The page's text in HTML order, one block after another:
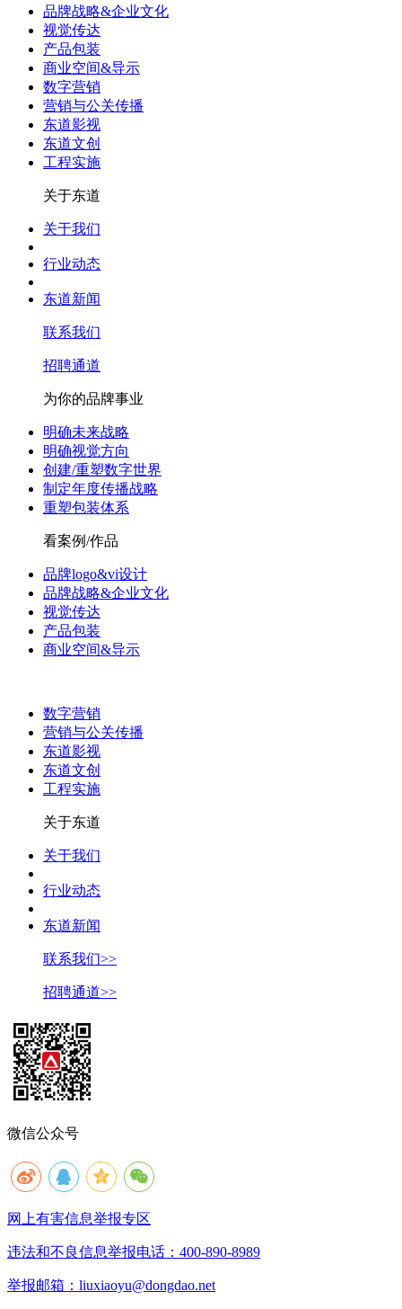
品牌战略&企业文化
视觉传达
产品包装
商业空间&导示
数字营销
营销与公关传播
东道影视
东道文创
工程实施
关于东道
关于我们
行业动态
东道新闻
联系我们
招聘通道
为你的品牌事业
明确未来战略
明确视觉方向
创建/重塑数字世界
制定年度传播战略
重塑包装体系
看案例/作品
品牌logo&vi设计
品牌战略&企业文化
视觉传达
产品包装
商业空间&导示
数字营销
营销与公关传播
东道影视
东道文创
工程实施
关于东道
关于我们
行业动态
东道新闻
联系我们>>
招聘通道>>
微信公众号
网上有害信息举报专区
违法和不良信息举报电话：400-890-8989
举报邮箱：liuxiaoyu@dongdao.net